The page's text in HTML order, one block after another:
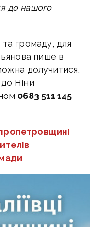
до нашого
громаду, для
пише в
долучитися.
Ніни
0683 511 145